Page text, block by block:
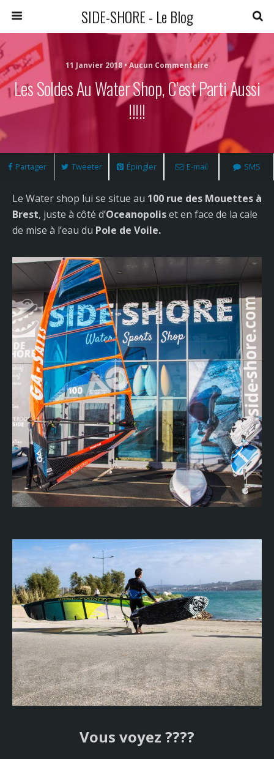
SIDE-SHORE - Le Blog
11 Janvier 2018 • Aucun Commentaire
Les Soldes Au Water Shop, C’est Parti Aussi
!!!!!
Partager Tweeter Épingler E-mail SMS
Le Water shop lui se situe au 100 rue des Mouettes à
Brest, juste à côté d’Oceanopoliset en face de la cale
de mise à l’eau du Pole de Voile.
Vous voyez ????